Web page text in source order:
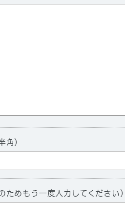
角）
ためもう一度入力してください）